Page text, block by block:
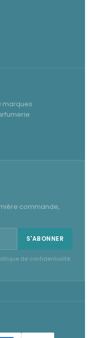
marques
commande,
S'ABONNER
de confidentialité.